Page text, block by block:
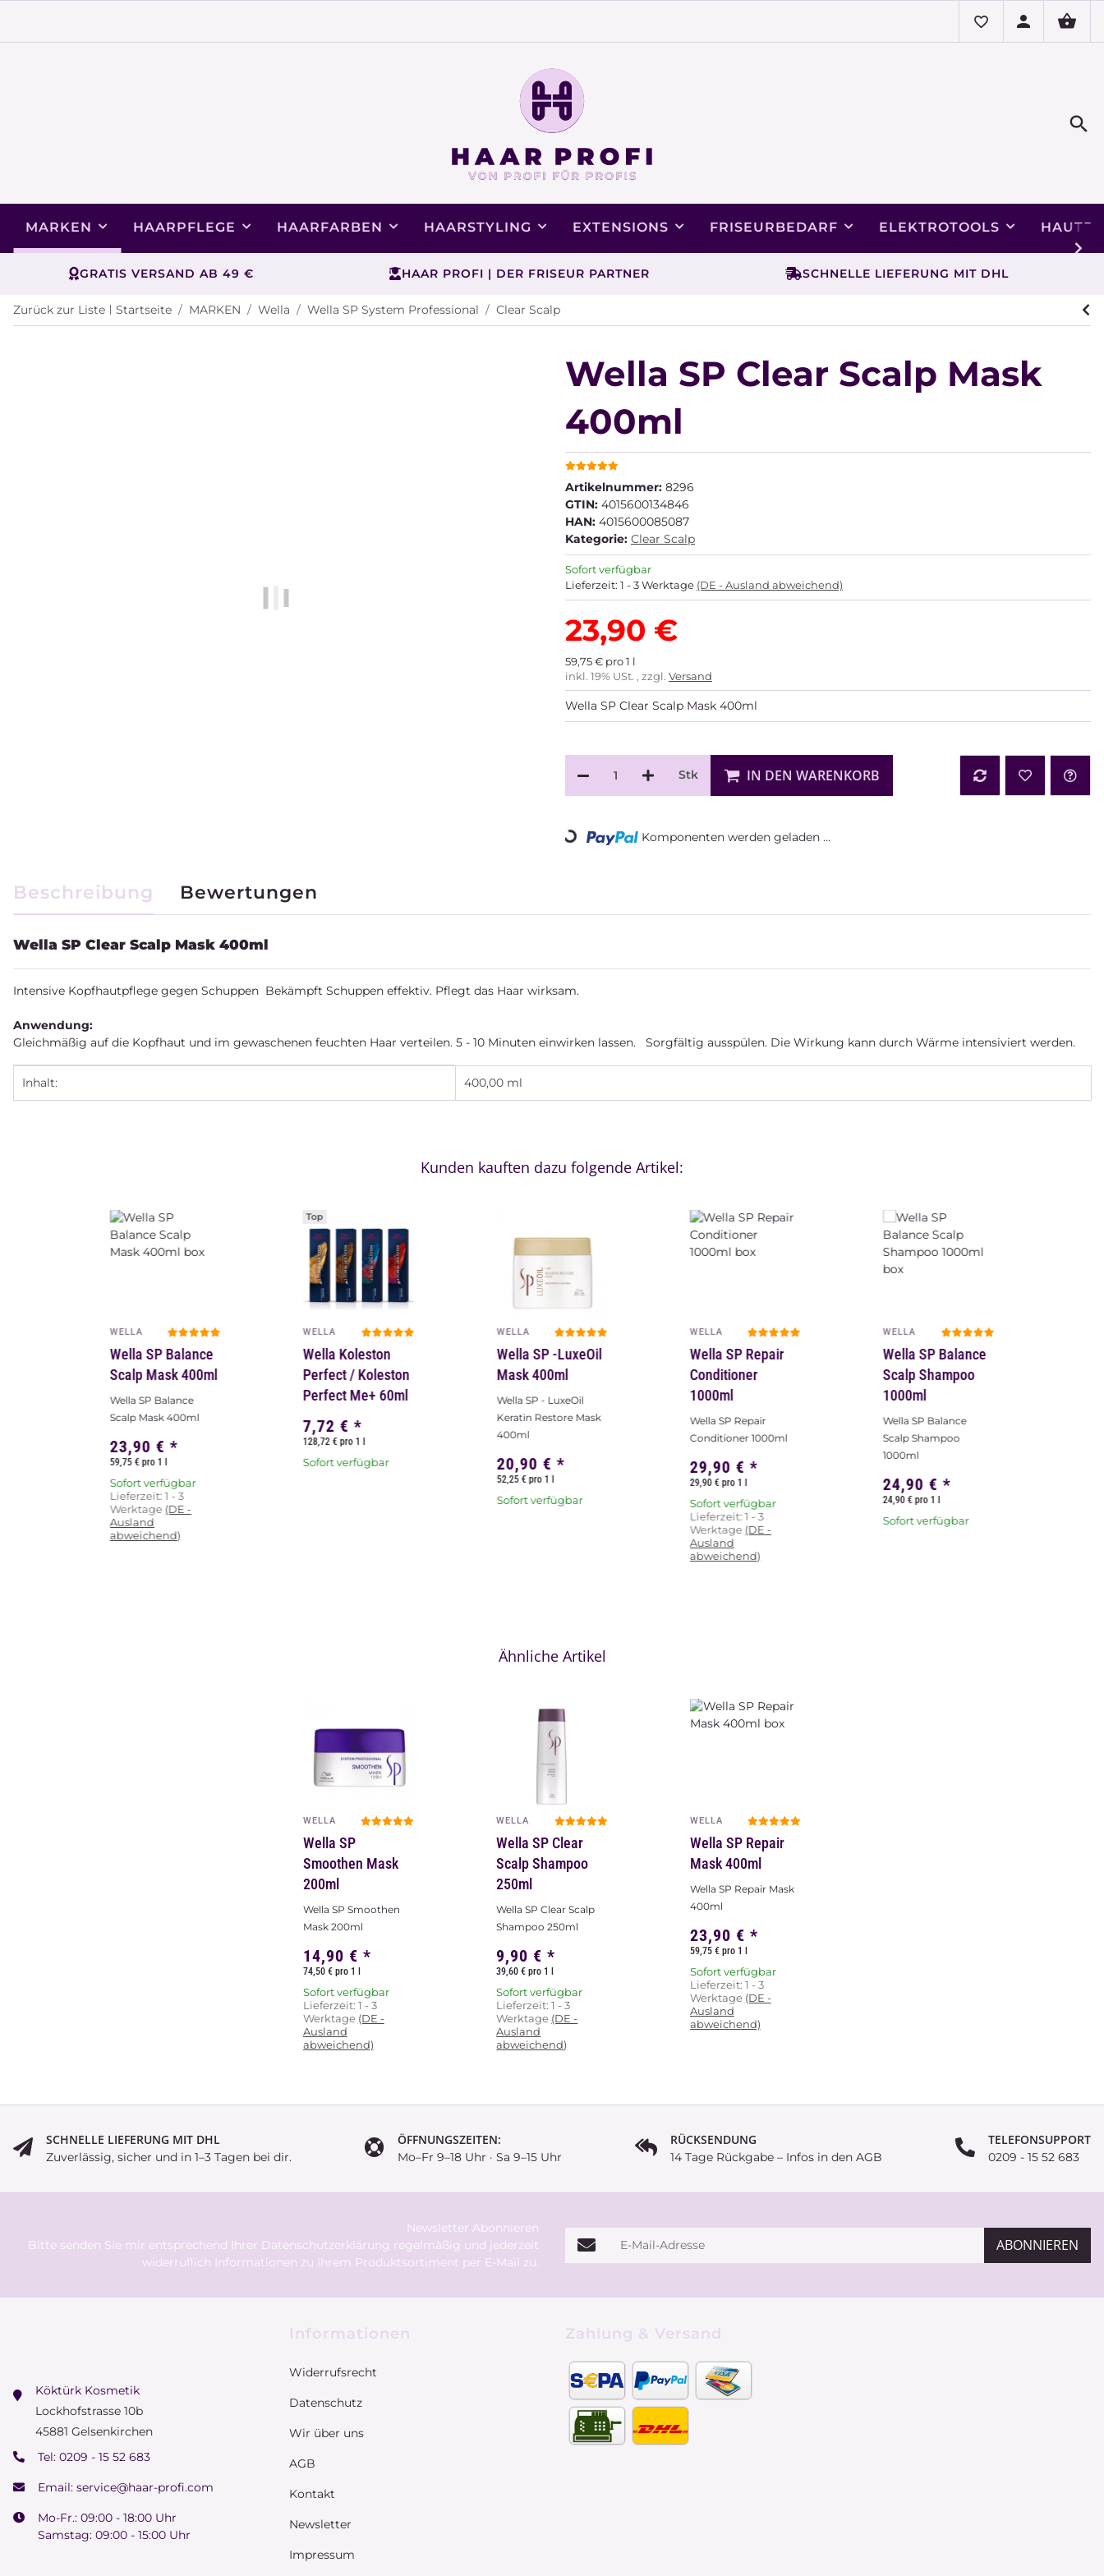
MARKEN HAARPFLEGE HAARFARBEN HAARSTYLING EXTENSIONS FRISEURBEDARF ELEKTROTOOLS
GRATIS VERSAND AB 49 € HAAR PROFI | DER FRISEUR PARTNER SCHNELLE LIEFERUNG MIT DHL
Zurück zur Liste Startseite MARKEN Wella Wella SP System Professional Clear Scalp
Wella SP Clear Scalp Mask
400ml
Artikelnummer: 8296
GTIN: 4015600134846
HAN: 4015600085087
Kategorie: Clear Scalp
Sofort verfügbar
Lieferzeit: 1 - 3 Werktage (DE - Ausland abweichend)
23,90 €
59,75 € pro 1 l
inkl. 19% USt. , zzgl. Versand
Wella SP Clear Scalp Mask 400ml
Stk IN DEN WARENKORB
Loading... Komponenten werden geladen ...
Beschreibung Bewertungen
Wella SP Clear Scalp Mask 400ml
Intensive Kopfhautpflege gegen Schuppen Bekämpft Schuppen effektiv. Pflegt das Haar wirksam.
Anwendung:
Gleichmäßig auf die Kopfhaut und im gewaschenen feuchten Haar verteilen. 5 - 10 Minuten einwirken lassen. Sorgfältig ausspülen. Die Wirkung kann durch Wärme intensiviert werden.
Produkteigenschaft
Wert
Inhalt: 400,00 ml
Kunden kauften dazu folgende Artikel:
WELLA
Wella SP Balance
Scalp Mask 400ml
Wella SP Balance
Scalp Mask 400ml
23,90 €*
59,75 € pro 1 l
Sofort verfügbar
Lieferzeit:1 - 3
Werktage (DE -
Ausland
abweichend)
Top
WELLA
Wella Koleston
Perfect / Koleston
Perfect Me+ 60ml
7,72 €*
128,72 € pro 1 l
Sofort verfügbar
WELLA
Wella SP -LuxeOil
Mask 400ml
Wella SP - LuxeOil
Keratin Restore Mask
400ml
20,90 €*
52,25 € pro 1 l
Sofort verfügbar
WELLA
Wella SP Repair
Conditioner
1000ml
Wella SP Repair
Conditioner 1000ml
29,90 €*
29,90 € pro 1 l
Sofort verfügbar
Lieferzeit:1 - 3
Werktage (DE -
Ausland
abweichend)
WELLA
Wella SP Balance
Scalp Shampoo
1000ml
Wella SP Balance
Scalp Shampoo
1000ml
24,90 €*
24,90 € pro 1 l
Sofort verfügbar
Ähnliche Artikel
WELLA
Wella SP
Smoothen Mask
200ml
Wella SP Smoothen
Mask 200ml
14,90 € *
74,50 € pro 1 l
Sofort verfügbar
Lieferzeit: 1 - 3
Werktage (DE -
Ausland
abweichend)
WELLA
Wella SP Clear
Scalp Shampoo
250ml
Wella SP Clear Scalp
Shampoo 250ml
9,90 €*
39,60 € pro 1 l
Sofort verfügbar
Lieferzeit:1 - 3
Werktage (DE -
Ausland
abweichend)
WELLA
Wella SP Repair
Mask 400ml
Wella SP Repair Mask
400ml
23,90 € *
59,75 € pro 1 l
Sofort verfügbar
Lieferzeit: 1 - 3
Werktage (DE -
Ausland
abweichend)
SCHNELLE LIEFERUNG MIT DHL
Zuverlässig, sicher und in 1–3 Tagen bei dir.
ÖFFNUNGSZEITEN:
Mo–Fr 9–18 Uhr · Sa 9–15 Uhr
RÜCKSENDUNG
14 Tage Rückgabe – Infos in den AGB
TELEFONSUPPORT
0209 - 15 52 683
Newsletter Abonnieren
Bitte senden Sie mir entsprechend Ihrer Datenschutzerklärung regelmäßig und jederzeit
widerruflich Informationen zu Ihrem Produktsortiment per E-Mail zu.
E-Mail-Adresse ABONNIEREN
Köktürk Kosmetik
Lockhofstrasse 10b
45881 Gelsenkirchen
Tel: 0209 - 15 52 683
Email: service@haar-profi.com
Mo-Fr.: 09:00 - 18:00 Uhr
Samstag: 09:00 - 15:00 Uhr
Informationen
Widerrufsrecht
Datenschutz
Wir über uns
AGB
Kontakt
Newsletter
Impressum
Zahlung & Versand